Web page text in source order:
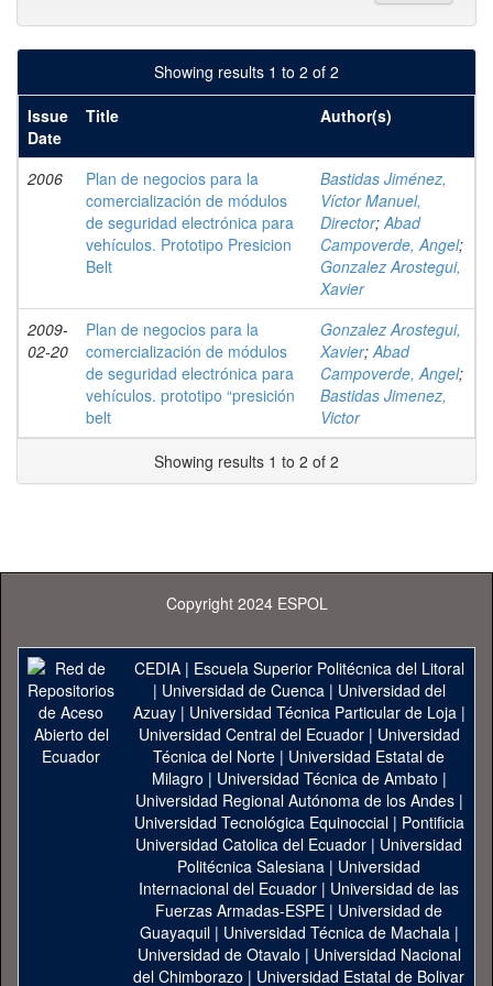
Showing results 1 to 2 of 2
Issue
Date
Title Author(s)
2006
Plan de negocios para la
comercialización de módulos
de seguridad electrónica para
vehículos. Prototipo Presicion
Belt
Bastidas Jiménez,
Víctor Manuel,
Director;Abad
Campoverde, Angel;
Gonzalez Arostegui,
Xavier
2009-
02-20
Plan de negocios para la
comercialización de módulos
de seguridad electrónica para
vehículos. prototipo “presición
belt
Gonzalez Arostegui,
Xavier;Abad
Campoverde, Angel;
Bastidas Jimenez,
Victor
Showing results 1 to 2 of 2
Copyright 2024 ESPOL
CEDIA| Escuela Superior Politécnica del Litoral
| Universidad de Cuenca| Universidad del
Azuay| Universidad Técnica Particular de Loja|
Universidad Central del Ecuador| Universidad
Técnica del Norte | Universidad Estatal de
Milagro | Universidad Técnica de Ambato |
Universidad Regional Autónoma de los Andes|
Universidad Tecnológica Equinoccial| Pontificia
Universidad Catolica del Ecuador | Universidad
Politécnica Salesiana | Universidad
Internacional del Ecuador | Universidad de las
Fuerzas Armadas-ESPE | Universidad de
Guayaquil| Universidad Técnica de Machala|
Universidad de Otavalo | Universidad Nacional
del Chimborazo | Universidad Estatal de Bolivar